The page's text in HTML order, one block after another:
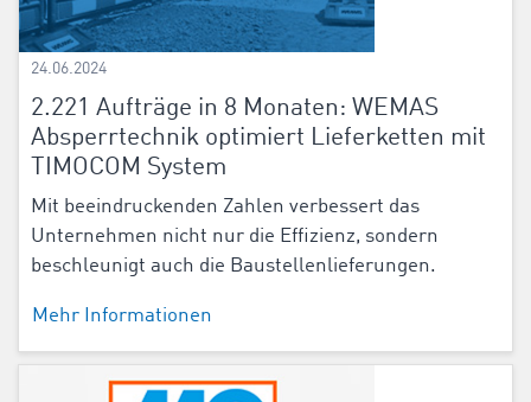
24.06.2024
2.221 Aufträge in 8 Monaten: WEMAS
Absperrtechnik optimiert Lieferketten mit
TIMOCOM System
Mit beeindruckenden Zahlen verbessert das
Unternehmen nicht nur die Effizienz, sondern
beschleunigt auch die Baustellenlieferungen.
Mehr Informationen